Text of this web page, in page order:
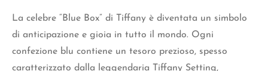
La celebre “Blue Box” di Tiffany è diventata un simbolo
di anticipazione e gioia in tutto il mondo. Ogni
confezione blu contiene un tesoro prezioso, spesso
caratterizzato dalla leggendaria Tiffany Setting,